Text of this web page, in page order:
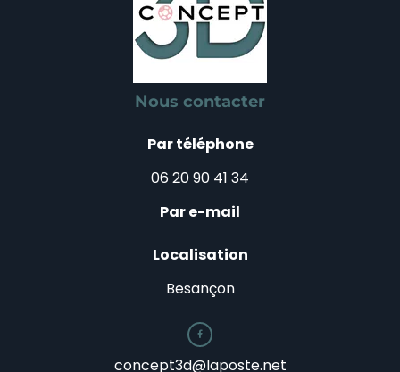
Nous contacter
Par téléphone
06 20 90 41 34
Par e-mail
Localisation
Besançon

concept3d@laposte.net